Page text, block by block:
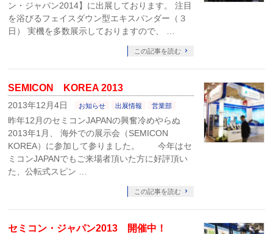
ン・ジャパン2014】に出展しております。 注目
を浴びるフェイスダウン型エキスパンダー（３
日） 実機を多数展示しておりますので、 …
この記事を読む
SEMICON KOREA 2013
2013年12月4日 お知らせ 出展情報 営業部
昨年12月のセミコンJAPANの興奮冷めやらぬ
2013年1月、 海外での展示会（SEMICON
KOREA）に参加して参りました。 今年はセ
ミコンJAPANでもご来場者頂いた方に好評頂い
た、公転式スピン …
この記事を読む
セミコン・ジャパン2013 開催中！